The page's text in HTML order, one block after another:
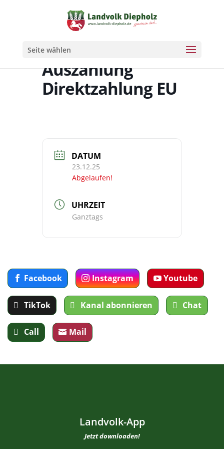
Seite wählen
Auszahlung
Direktzahlung EU
DATUM
23.12.25
Abgelaufen!
UHRZEIT
Ganztags
Facebook Instagram Youtube
TikTok Kanal abonnieren Chat
Call Mail
Landvolk-App
Jetzt downloaden!